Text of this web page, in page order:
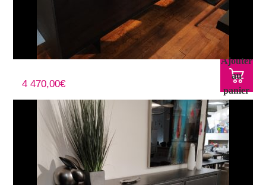
Ajouter
au
panier
4 470,00€